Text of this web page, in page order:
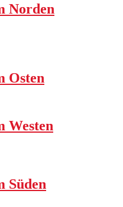
Norden
Osten
Westen
Süden